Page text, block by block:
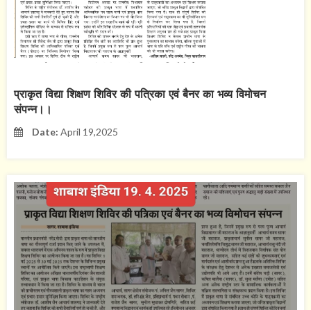
प्राकृत विद्या शिक्षण शिविर की पत्रिका एवं बैनर का भव्य विमोचन
संपन्न।।
Date: April 19,2025